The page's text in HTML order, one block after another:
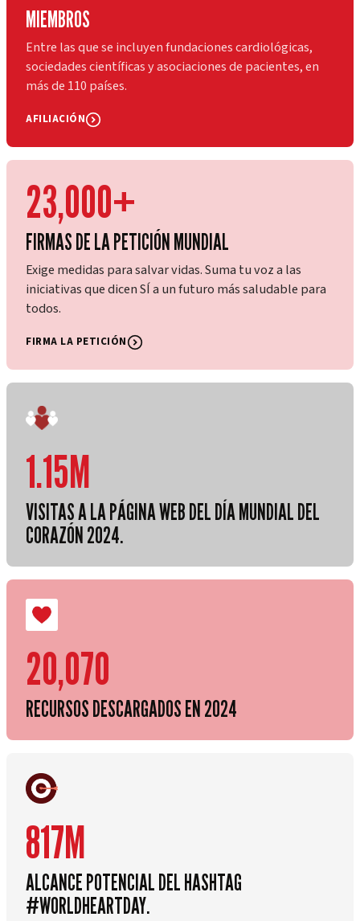
MIEMBROS
Entre las que se incluyen fundaciones cardiológicas,
sociedades científicas y asociaciones de pacientes, en
más de 110 países.
AFILIACIÓN
23,000+
FIRMAS DE LA PETICIÓN MUNDIAL
Exige medidas para salvar vidas. Suma tu voz a las
iniciativas que dicen SÍ a un futuro más saludable para
todos.
FIRMA LA PETICIÓN
1.15M
VISITAS A LA PÁGINA WEB DEL DÍA MUNDIAL DEL
CORAZÓN 2024.
20,070
RECURSOS DESCARGADOS EN 2024
817M
ALCANCE POTENCIAL DEL HASHTAG
#WORLDHEARTDAY.